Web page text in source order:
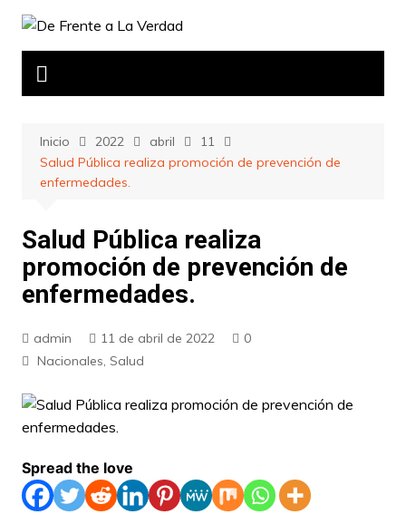
Saltar
contenido
Inicio 2022 abril
11
Salud Pública realiza promoción de prevención de
enfermedades.
Salud Pública realiza
promoción de prevención de
enfermedades.
admin 11 de abril de 2022
0
Nacionales, Salud
Spread the love